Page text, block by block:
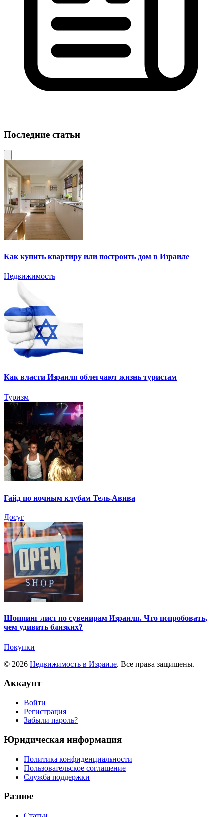
Последние статьи
Как купить квартиру или построить дом в Израиле
Недвижимость
Как власти Израиля облегчают жизнь туристам
Туризм
Гайд по ночным клубам Тель-Авива
Досуг
Шоппинг лист по сувенирам Израиля. Что попробовать,
чем удивить близких?
Покупки
© 2026 Недвижимость в Израиле. Все права защищены.
Аккаунт
Войти
Регистрация
Забыли пароль?
Юридическая информация
Политика конфиденциальности
Пользовательское соглашение
Служба поддержки
Разное
Статьи